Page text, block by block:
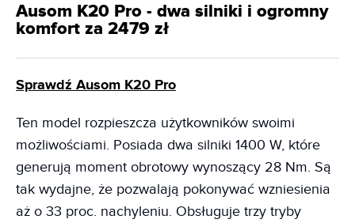
Ausom K20 Pro - dwa silniki i ogromny
komfort za 2479 zł
Sprawdź Ausom K20 Pro
Ten model rozpieszcza użytkowników swoimi
możliwościami. Posiada dwa silniki 1400 W, które
generują moment obrotowy wynoszący 28 Nm. Są
tak wydajne, że pozwalają pokonywać wzniesienia
aż o 33 proc. nachyleniu. Obsługuje trzy tryby